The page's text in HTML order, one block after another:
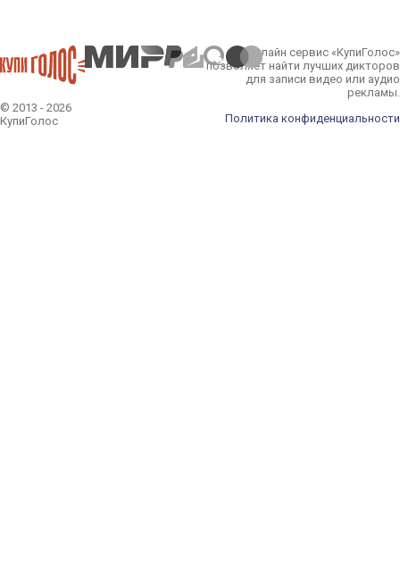
© 2013 - 2026
КупиГолос
Онлайн сервис «КупиГолос»
позволяет найти лучших дикторов
для записи видео или аудио
рекламы.
Политика конфиденциальности